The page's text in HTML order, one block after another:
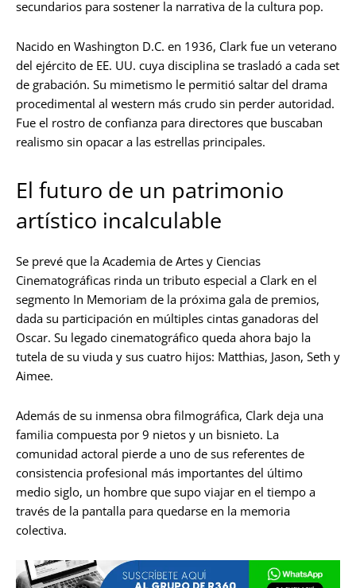
secundarios para sostener la narrativa de la cultura pop.
Nacido en Washington D.C. en 1936, Clark fue un veterano
del ejército de EE. UU. cuya disciplina se trasladó a cada set
de grabación. Su mimetismo le permitió saltar del drama
procedimental al western más crudo sin perder autoridad.
Fue el rostro de confianza para directores que buscaban
realismo sin opacar a las estrellas principales.
El futuro de un patrimonio
artístico incalculable
Se prevé que la Academia de Artes y Ciencias
Cinematográficas rinda un tributo especial a Clark en el
segmento In Memoriam de la próxima gala de premios,
dada su participación en múltiples cintas ganadoras del
Oscar. Su legado cinematográfico queda ahora bajo la
tutela de su viuda y sus cuatro hijos: Matthias, Jason, Seth y
Aimee.
Además de su inmensa obra filmográfica, Clark deja una
familia compuesta por 9 nietos y un bisnieto. La
comunidad actoral pierde a uno de sus referentes de
consistencia profesional más importantes del último
medio siglo, un hombre que supo viajar en el tiempo a
través de la pantalla para quedarse en la memoria
colectiva.